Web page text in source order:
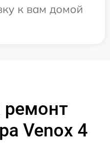
к вам домой
Venox 4